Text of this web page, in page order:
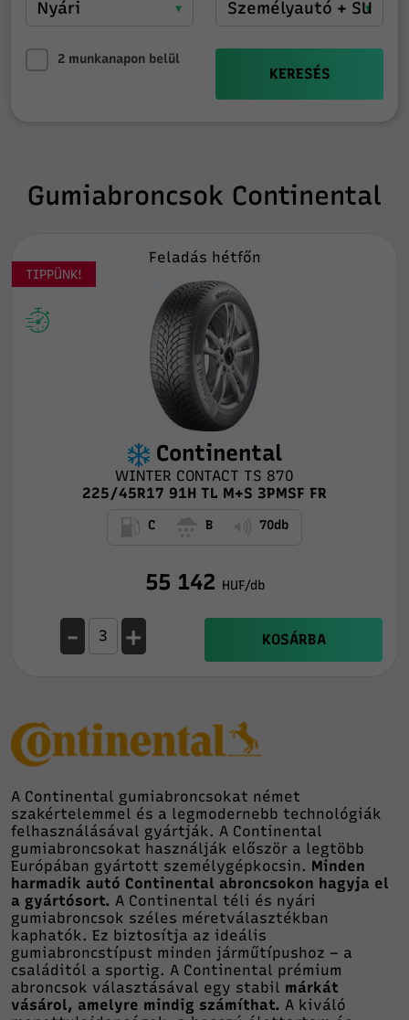
2 munkanapon belül
KERESÉS
Gumiabroncsok Continental
TIPPÜNK!
Feladás hétfőn
Continental
WINTER CONTACT TS 870
225/45R17 91H TL M+S 3PMSF FR
C B 70db
55 142 HUF/db
- + KOSÁRBA
A Continental gumiabroncsokat német
szakértelemmel és a legmodernebb technológiák
felhasználásával gyártják. A Continental
gumiabroncsokat használják először a legtöbb
Európában gyártott személygépkocsin. Minden
harmadik autó Continental abroncsokon hagyja el
a gyártósort. A Continental téli és nyári
gumiabroncsok széles méretválasztékban
kaphatók. Ez biztosítja az ideális
gumiabroncstípust minden járműtípushoz – a
családitól a sportig. A Continental prémium
abroncsok választásával egy stabil márkát
vásárol, amelyre mindig számíthat. A kiváló